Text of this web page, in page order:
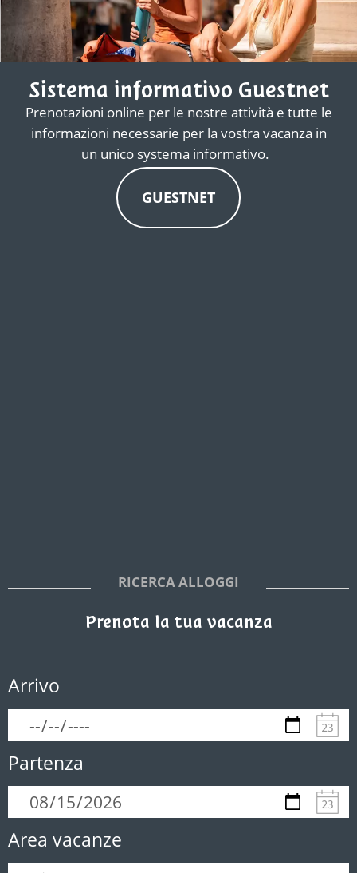
Sistema informativo Guestnet
Prenotazioni online per le nostre attività e tutte le
informazioni necessarie per la vostra vacanza in
un unico systema informativo.
GUESTNET
RICERCA ALLOGGI
Prenota la tua vacanza
Arrivo
Partenza
Area vacanze